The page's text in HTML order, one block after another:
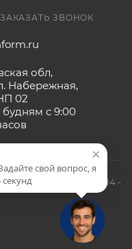
ЗАКАЗАТЬ ЗВОНОК
обл,
Набережная,
02
с 9:00
запчастей, 2014 -
×
свой вопрос, я
секунд